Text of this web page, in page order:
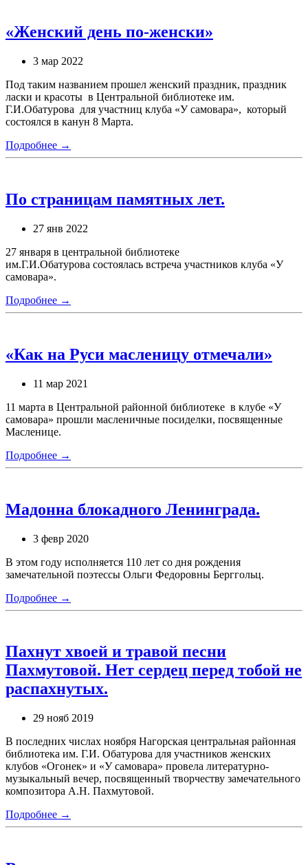
«Женский день по-женски»
3 мар 2022
Под таким названием прошел женский праздник, праздник
ласки и красоты в Центральной библиотеке им.
Г.И.Обатурова для участниц клуба «У самовара», который
состоялся в канун 8 Марта.
Подробнее →
По страницам памятных лет.
27 янв 2022
27 января в центральной библиотеке
им.Г.И.Обатурова состоялась встреча участников клуба «У
самовара».
Подробнее →
«Как на Руси масленицу отмечали»
11 мар 2021
11 марта в Центральной районной библиотеке в клубе «У
самовара» прошли масленичные посиделки, посвященные
Масленице.
Подробнее →
Мадонна блокадного Ленинграда.
3 февр 2020
В этом году исполняется 110 лет со дня рождения
замечательной поэтессы Ольги Федоровны Берггольц.
Подробнее →
Пахнут хвоей и травой песни
Пахмутовой. Нет сердец перед тобой не
распахнутых.
29 нояб 2019
В последних числах ноября Нагорская центральная районная
библиотека им. Г.И. Обатурова для участников женских
клубов «Огонек» и «У самовара» провела литературно-
музыкальный вечер, посвященный творчеству замечательного
композитора А.Н. Пахмутовой.
Подробнее →